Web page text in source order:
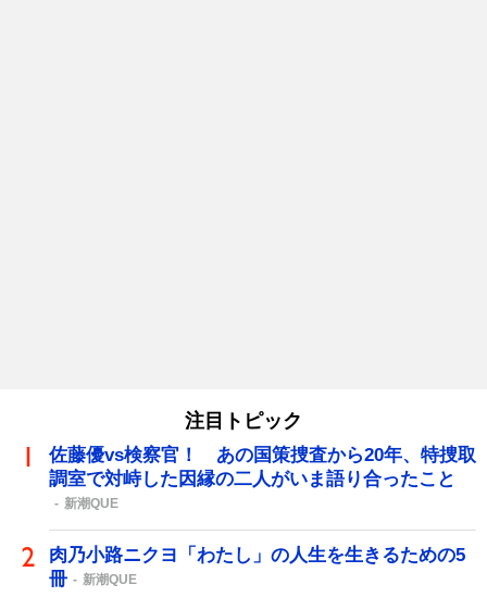
注目トピック
佐藤優vs検察官！ あの国策捜査から20年、特捜取
調室で対峙した因縁の二人がいま語り合ったこと
新潮QUE
肉乃小路ニクヨ「わたし」の人生を生きるための5
冊
新潮QUE